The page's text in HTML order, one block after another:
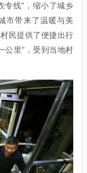
专线”，缩小了城乡
市带来了温暖与美
民提供了便捷出行
公里”，受到当地村